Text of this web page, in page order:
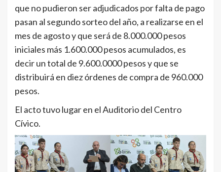
que no pudieron ser adjudicados por falta de pago
pasan al segundo sorteo del año, a realizarse en el
mes de agosto y que será de 8.000.000 pesos
iniciales más 1.600.000 pesos acumulados, es
decir un total de 9.600.0000 pesos y que se
distribuirá en diez órdenes de compra de 960.000
pesos.
El acto tuvo lugar en el Auditorio del Centro
Cívico.